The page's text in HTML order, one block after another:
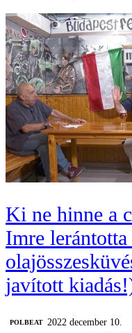
Ki ne hinne a
Imre
javított
‎POLBEAT
2022 december 10.